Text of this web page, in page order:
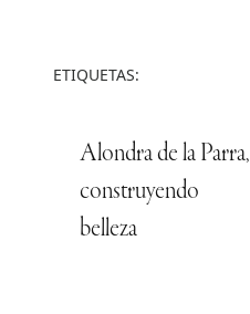
ETIQUETAS:
Alondra de la Parra,
construyendo
belleza